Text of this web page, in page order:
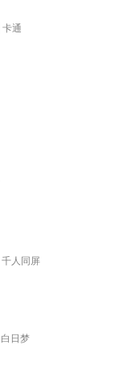
卡通
千人同屏
白日梦